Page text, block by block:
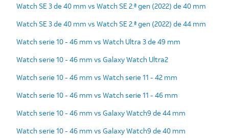
Watch SE 3 de 40 mm vs Watch SE 2.ª gen (2022) de 40 mm
Watch SE 3 de 40 mm vs Watch SE 2.ª gen (2022) de 44 mm
Watch serie 10 - 46 mm vs Watch Ultra 3 de 49 mm
Watch serie 10 - 46 mm vs Galaxy Watch Ultra2
Watch serie 10 - 46 mm vs Watch serie 11 - 42 mm
Watch serie 10 - 46 mm vs Watch serie 11 - 46 mm
Watch serie 10 - 46 mm vs Galaxy Watch9 de 44 mm
Watch serie 10 - 46 mm vs Galaxy Watch9 de 40 mm